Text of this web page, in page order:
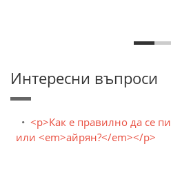
Интересни въпроси
<p>Как е правилно да се
или <em>айрян?</em></p>